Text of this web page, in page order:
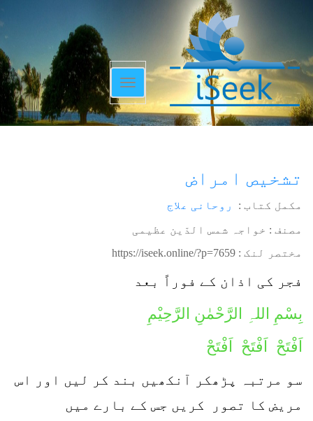
Toggle
navigation
تشخیص امراض
مکمل کتاب : روحانی علاج
مصنف : خواجہ شمس الدّین عظیمی
مختصر لنک : https://iseek.online/?p=7659
فجر کی اذان کے فوراً بعد
بِسْمِ اللہِ الرَّحْمٰنِ الرَّحِیْمِ
اَفْتَحْ اَفْتَحْ اَفْتَحْ
سو مرتبہ پڑھکر آنکھیں بند کر لیں اور اس
مریض کا تصور کریں جس کے بارے میں